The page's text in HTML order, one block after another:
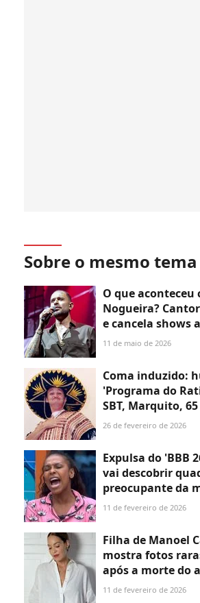
Sobre o mesmo tema
O que aconteceu
Nogueira?
e cancela shows
diagnóstico grave;
11 de maio de 2026
Coma induzido:
'Programa do
SBT, Marquito,
internado após
26 de fevereiro de 2026
Expulsa do 'BBB
vai descobrir
preocupante da
diagnosticada
11 de fevereiro de 2026
Filha de Manoel
mostra fotos
após a morte do
Globo e revela
11 de fevereiro de 2026